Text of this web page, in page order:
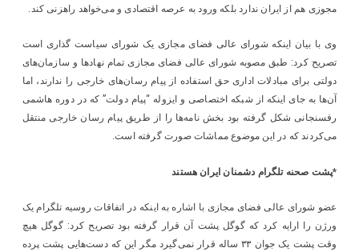
مجوزی هم از ایران ندارد بلکه ورود به عرصه اقتصادی و می‌خواهد راهزنی کند.
وی با بیان اینکه شورای عالی فضای مجازی یک شورای سیاست گذاری است
تصریح کرد: طبق مصوبه شورای عالی فضای مجازی تمام نهاد‌ها و سازمان‌های
دولتی برای مبادلات اداری حق استفاده از پیام رسان‌های خارجی را ندارند، اما
آن‌ها به جای اینکه از شبکه اختصاصی و ایزوله “پیام دولت” که در دوره هاشمی
رفسنجانی شکل گرفته بود بخش نامه‌ها را از طریق پیام رسان خارجی منتقل
می‌کردند که در این موضوع مماشات صورت گرفته است.
*پشت صحنه تلگرام دشمنان ایران هستند
عضو شورای عالی فضای مجازی با اشاره به اینکه در اتفاقات روسیه تلگرام یک
ورژن را ارایه کرد که گوگل پشت آن قرار گرفته بود تصریح کرد: گوگل هیچ
وقت پشت یک جوان ۳۳ ساله قرار نمی‌گیرد مگر این که دست‌هایی پشت پرده